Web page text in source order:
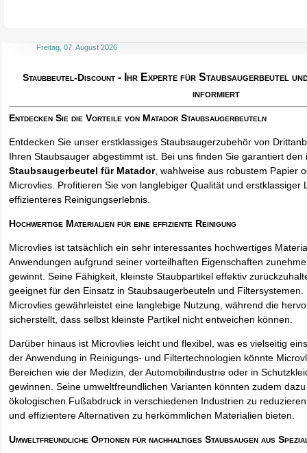
Freitag, 07. August 2026
Staubbeutel-Discount - Ihr Experte für Staubsaugerbeutel
informiert
Entdecken Sie die Vorteile von Matador Staubsaugerbeuteln
Entdecken Sie unser erstklassiges Staubsaugerzubehör von
Ihren Staubsauger abgestimmt ist. Bei uns finden Sie garantiert den
Staubsaugerbeutel für Matador, wahlweise aus robustem Papier
Microvlies. Profitieren Sie von langlebiger Qualität und erstklassiger
effizienteres Reinigungserlebnis.
Hochwertige Materialien für eine effiziente Reinigung
Microvlies ist tatsächlich ein sehr interessantes hochwertiges
Anwendungen aufgrund seiner vorteilhaften Eigenschaften
gewinnt. Seine Fähigkeit, kleinste Staubpartikel effektiv
geeignet für den Einsatz in Staubsaugerbeuteln und
Microvlies gewährleistet eine langlebige Nutzung, während die
sicherstellt, dass selbst kleinste Partikel nicht entweichen können.
Darüber hinaus ist Microvlies leicht und flexibel, was es vielseitig
der Anwendung in Reinigungs- und Filtertechnologien könnte
Bereichen wie der Medizin, der Automobilindustrie oder in
gewinnen. Seine umweltfreundlichen Varianten könnten zudem
ökologischen Fußabdruck in verschiedenen Industrien zu
und effizientere Alternativen zu herkömmlichen Materialien bieten.
Umweltfreundliche Optionen für nachhaltiges Staubsaugen aus